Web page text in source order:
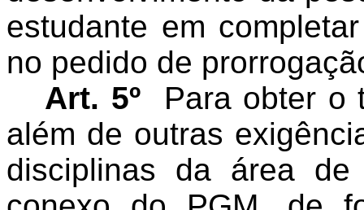
estudante em
no pedido de
Art. 5º
Para obter
além de outras
disciplinas da área de